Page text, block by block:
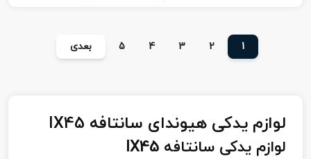
1
2
3
4
5 بعدی
لوازم یدکی هیوندای سانتافه IX45
لوازم یدکی سانتافه IX45